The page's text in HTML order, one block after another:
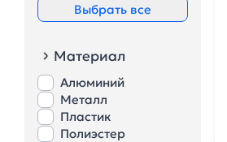
Выбрать все
Материал
Алюминий
Металл
Пластик
Полиэстер